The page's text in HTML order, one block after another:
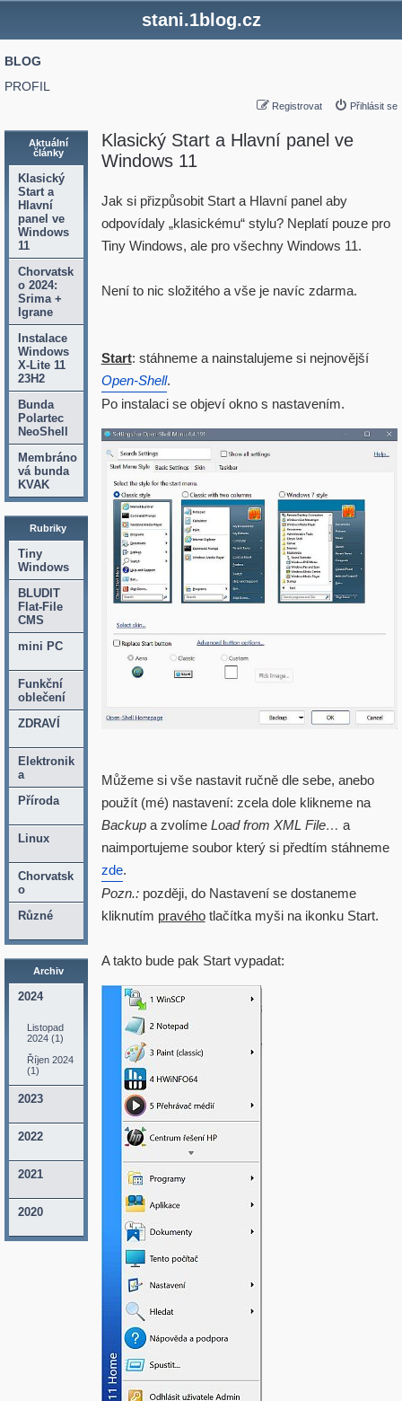
stani.1blog.cz
BLOG
PROFIL
Registrovat Přihlásit se
Aktuální
články
Klasický
Start a
Hlavní
panel ve
Windows
11
Chorvatsk
o 2024:
Srima +
Igrane
Instalace
Windows
X-Lite 11
23H2
Bunda
Polartec
NeoShell
Membráno
vá bunda
KVAK
Rubriky
Tiny
Windows
BLUDIT
Flat-File
CMS
mini PC
Funkční
oblečení
ZDRAVÍ
Elektronik
a
Příroda
Linux
Chorvatsk
o
Různé
Archiv
2024
Listopad
2024 (1)
Říjen 2024
(1)
2023
2022
2021
2020
Klasický Start a Hlavní panel ve
Windows 11
Jak si přizpůsobit Start a Hlavní panel aby
odpovídaly „klasickému“ stylu? Neplatí pouze pro
Tiny Windows, ale pro všechny Windows 11.
Není to nic složitého a vše je navíc zdarma.
Start: stáhneme a nainstalujeme si nejnovější
Open-Shell.
Po instalaci se objeví okno s nastavením.
Můžeme si vše nastavit ručně dle sebe, anebo
použít (mé) nastavení: zcela dole klikneme na
Backupa zvolíme Load from XML File… a
naimportujeme soubor který si předtím stáhneme
zde.
Pozn.:později, do Nastavení se dostaneme
kliknutím pravéhotlačítka myši na ikonku Start.
A takto bude pak Start vypadat: